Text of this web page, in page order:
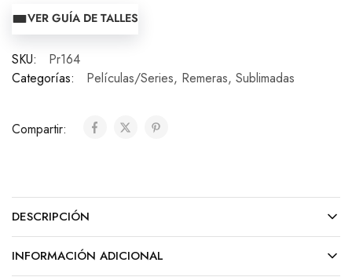
VER GUÍA DE TALLES
SKU:
Pr164
Categorías:
Películas/Series, Remeras, Sublimadas
Compartir:
DESCRIPCIÓN
INFORMACIÓN ADICIONAL